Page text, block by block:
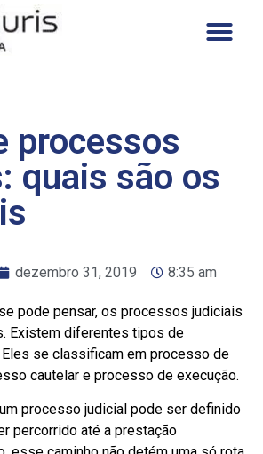
processos
quais são os
dezembro 31, 2019 8:35 am
pode pensar, os processos judiciais
Existem diferentes tipos de
se classificam em processo de
cautelar e processo de execução.
processo judicial pode ser definido
percorrido até a prestação